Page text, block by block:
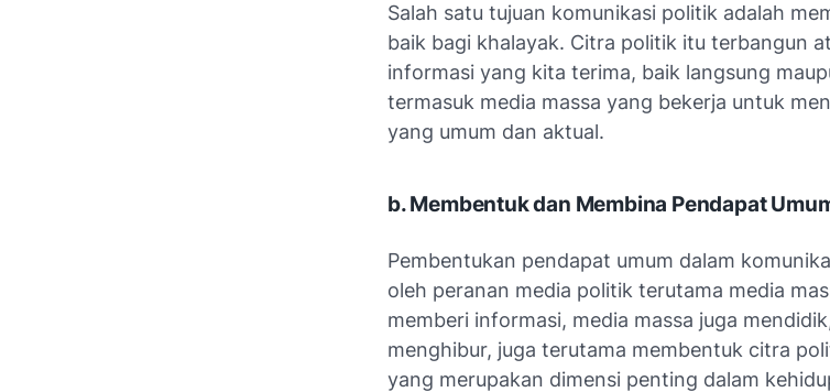
Salah satu tujuan komunikasi politik adalah
baik bagi khalayak. Citra politik itu terbangun
informasi yang kita terima, baik langsung
termasuk media massa yang bekerja untuk
yang umum dan aktual.
b. Membentuk dan Membina Pendapat
Pembentukan pendapat umum dalam
oleh peranan media politik terutama media
memberi informasi, media massa juga
menghibur, juga terutama membentuk citra
yang merupakan dimensi penting dalam